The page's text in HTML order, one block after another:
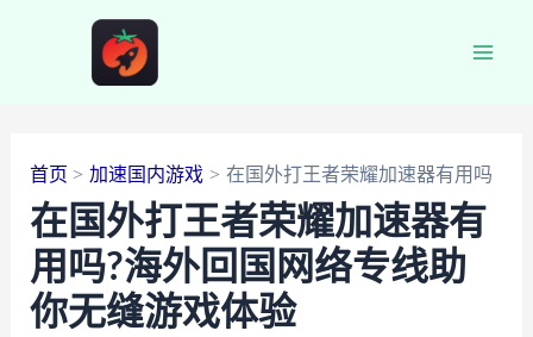
首页 加速国内游戏 在国外打王者荣耀加速器有用吗
在国外打王者荣耀加速器有
用吗?海外回国网络专线助
你无缝游戏体验